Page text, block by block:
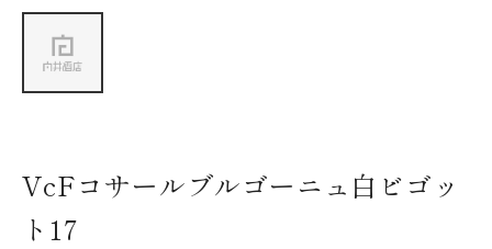
VcFコサールブルゴーニュ白ビゴッ
ト17